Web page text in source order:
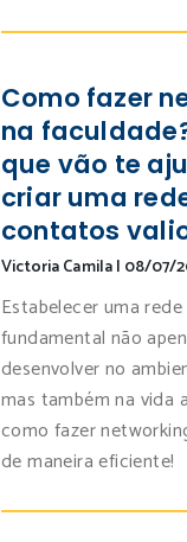
Como fazer
na
que vão te
criar uma
contatos
Victoria Camila| 08/07/
Estabelecer uma
fundamental não
desenvolver no
mas também na vida
como fazer
de maneira eficiente!